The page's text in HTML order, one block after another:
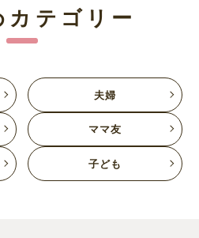
カテゴリー
夫婦
ママ友
子ども